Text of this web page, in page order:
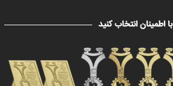
با اطمینان انتخاب کنید